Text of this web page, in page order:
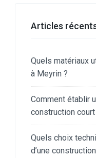
Articles
Quels matériaux
à Meyrin ?
Comment établir
construction
Quels choix
d’une